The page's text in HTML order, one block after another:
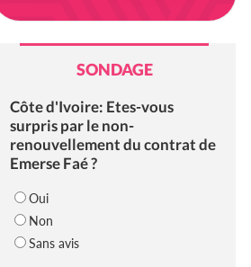
SONDAGE
Côte d'Ivoire: Etes-vous
surpris par le non-
renouvellement du contrat de
Emerse Faé ?
Oui
Non
Sans avis